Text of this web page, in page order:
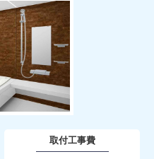
取付工事費